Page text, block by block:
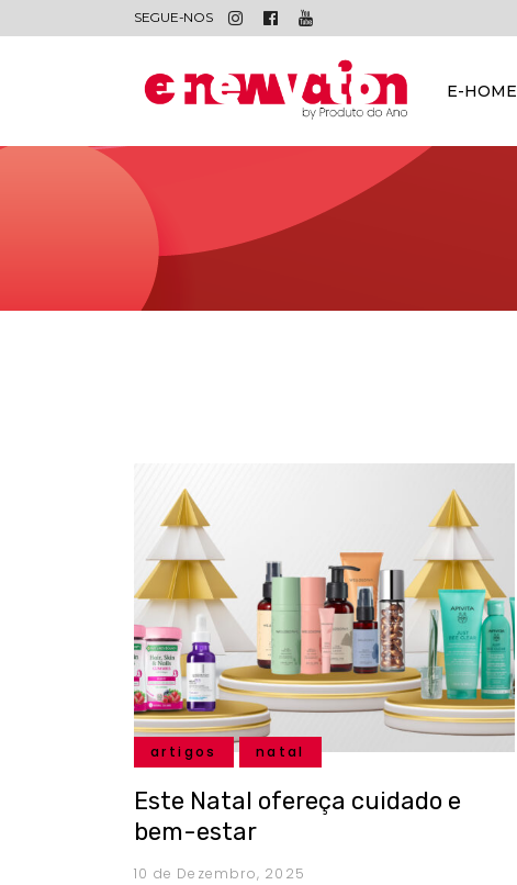
SEGUE-NOS
E-HOME
artigos natal
Este Natal ofereça cuidado e
bem-estar
10 de Dezembro, 2025